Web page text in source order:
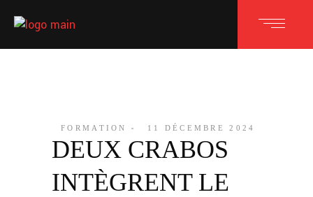
FORMATION 11 DÉCEMBRE 2024
DEUX CRABOS
INTÈGRENT LE